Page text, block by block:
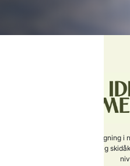
Sveriges nyaste skidanläggning i
perfekta valet för familjevänlig